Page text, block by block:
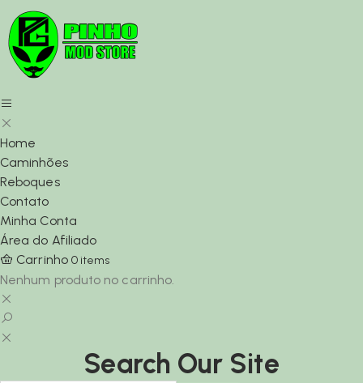
Home
Caminhões
Reboques
Contato
Minha Conta
Área do Afiliado
Carrinho 0 items
Nenhum produto no carrinho.
Search Our Site